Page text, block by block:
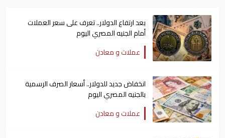
بعد ارتفاع الدولار.. تعرف على سعر العملات
أمام الجنيه المصري اليوم
عملات و معادن
انخفاض جديد للدولار.. أسعار الصرف الرسمية
بالجنيه المصري اليوم
عملات و معادن